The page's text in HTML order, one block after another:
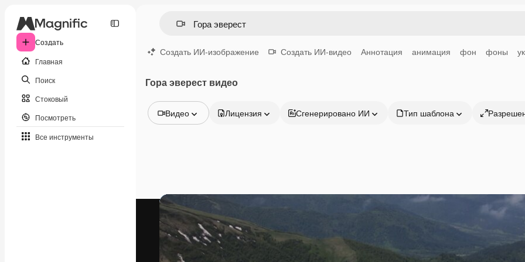
Создать
Главная
Поиск
Стоковый
Посмотреть
Все инструменты
Создать ИИ-изображение Создать ИИ-видео Аннотация анимация фон фоны
Гора эверест видео
Видео
Видео
Видеоролик
Моушн-дизайн
Видеошаблоны
Иконки
3D-модели
Шрифты
Лицензия Сгенерировано ИИ Тип шаблона
Продукция Начать